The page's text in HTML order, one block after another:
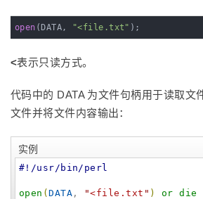
open (DATA, "<file.txt" );
<表示只读方式。
代码中的 DATA 为文件句柄用于读取文
文件并将文件内容输出：
实例
#!/usr/bin/perl
open (DATA , "<file.txt " ) or die